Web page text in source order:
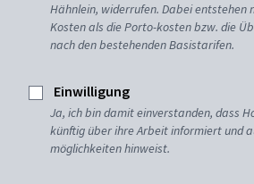
Hähnlein, widerrufen. Dabei entstehen
Kosten als die Porto-kosten bzw. die
nach den bestehenden Basistarifen.
Einwilligung
Ja, ich bin damit einverstanden, dass
künftig über ihre Arbeit informiert und
möglichkeiten hinweist.